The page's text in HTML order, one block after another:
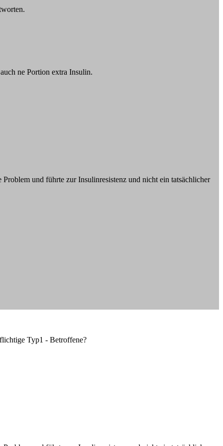
ne Portion extra Insulin.
und führte zur Insulinresistenz und nicht ein tatsächlicher
Typ1 - Betroffene?